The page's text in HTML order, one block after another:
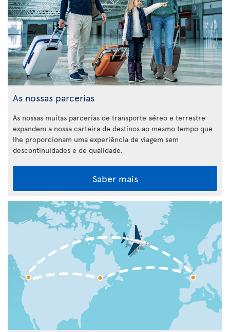
As nossas parcerias
As nossas muitas parcerias de transporte aéreo e terrestre
expandem a nossa carteira de destinos ao mesmo tempo que
lhe proporcionam uma experiência de viagem sem
descontinuidades e de qualidade.
Saber mais